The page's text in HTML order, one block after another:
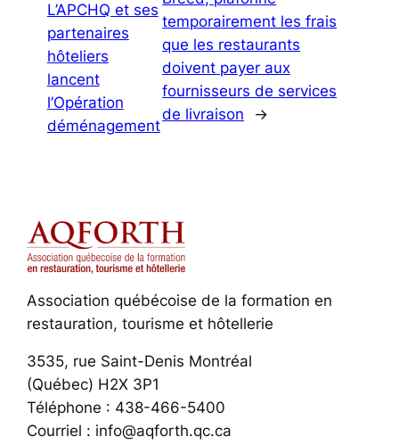
L’APCHQ et ses
partenaires
hôteliers
lancent
l’Opération
déménagement
temporairement les frais
que les restaurants
doivent payer aux
fournisseurs de services
de livraison
→
Association québécoise de la formation en
restauration, tourisme et hôtellerie
3535, rue Saint-Denis Montréal
(Québec) H2X 3P1
Téléphone : 438-466-5400
Courriel : info@aqforth.qc.ca